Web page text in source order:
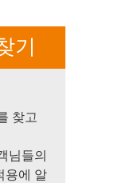
기
찾고
님들의
용에 알